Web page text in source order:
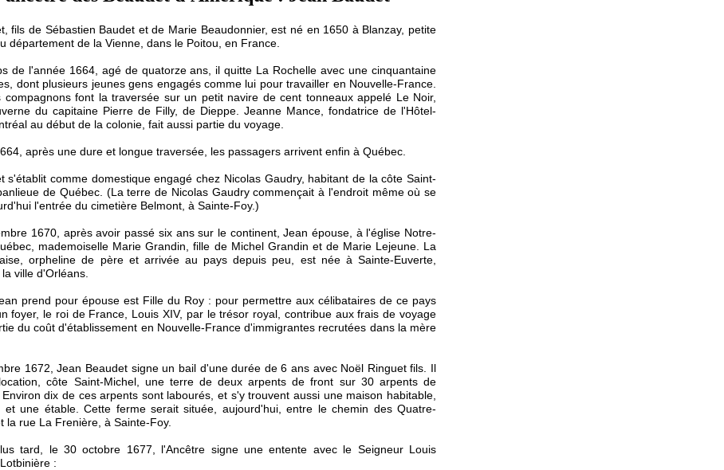
fils de Sébastien Baudet et de Marie Beaudonnier, est né en 1650 à Blanzay, petite
département de la Vienne, dans le Poitou, en France.
de l'année 1664, agé de quatorze ans, il quitte La Rochelle avec une cinquantaine
dont plusieurs jeunes gens engagés comme lui pour travailler en Nouvelle-France.
compagnons font la traversée sur un petit navire de cent tonneaux appelé Le Noir,
du capitaine Pierre de Filly, de Dieppe. Jeanne Mance, fondatrice de l'Hôtel-
au début de la colonie, fait aussi partie du voyage.
après une dure et longue traversée, les passagers arrivent enfin à Québec.
s'établit comme domestique engagé chez Nicolas Gaudry, habitant de la côte Saint-
de Québec. (La terre de Nicolas Gaudry commençait à l'endroit même où se
l'entrée du cimetière Belmont, à Sainte-Foy.)
1670, après avoir passé six ans sur le continent, Jean épouse, à l'église Notre-
mademoiselle Marie Grandin, fille de Michel Grandin et de Marie Lejeune. La
orpheline de père et arrivée au pays depuis peu, est née à Sainte-Euverte,
ville d'Orléans.
prend pour épouse est Fille du Roy : pour permettre aux célibataires de ce pays
foyer, le roi de France, Louis XIV, par le trésor royal, contribue aux frais de voyage
du coût d'établissement en Nouvelle-France d'immigrantes recrutées dans la mère
1672, Jean Beaudet signe un bail d'une durée de 6 ans avec Noël Ringuet fils. Il
côte Saint-Michel, une terre de deux arpents de front sur 30 arpents de
dix de ces arpents sont labourés, et s'y trouvent aussi une maison habitable,
et une étable. Cette ferme serait située, aujourd'hui, entre le chemin des Quatre-
la rue La Frenière, à Sainte-Foy.
tard, le 30 octobre 1677, l'Ancêtre signe une entente avec le Seigneur Louis
: